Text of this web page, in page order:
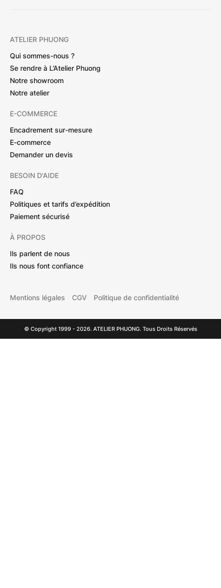
ATELIER PHUONG
Qui sommes-nous ?
Se rendre à L’Atelier Phuong
Notre showroom
Notre atelier
E-COMMERCE
Encadrement sur-mesure
E-commerce
Demander un devis
BESOIN D'AIDE
FAQ
Politiques et tarifs d’expédition
Paiement sécurisé
À PROPOS
Ils parlent de nous
Ils nous font confiance
Mentions légales CGV Politique de confidentialité
© Copyright 1999 - 2026. ATELIER PHUONG. Tous Droits Réservés